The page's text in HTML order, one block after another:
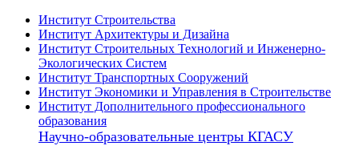
Институт Строительства
Институт Архитектуры и Дизайна
Институт Строительных Технологий и Инженерно-
Экологических Систем
Институт Транспортных Сооружений
Институт Экономики и Управления в Строительстве
Институт Дополнительного профессионального
образования
Научно-образовательные центры КГАСУ